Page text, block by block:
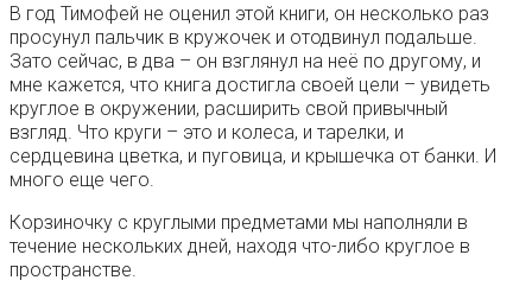
В год Тимофей не оценил этой книги, он несколько раз
просунул пальчик в кружочек и отодвинул подальше.
Зато сейчас, в два – он взглянул на неё по другому, и
мне кажется, что книга достигла своей цели – увидеть
круглое в окружении, расширить свой привычный
взгляд. Что круги – это и колеса, и тарелки, и
сердцевина цветка, и пуговица, и крышечка от банки. И
много еще чего.
Корзиночку с круглыми предметами мы наполняли в
течение нескольких дней, находя что-либо круглое в
пространстве.